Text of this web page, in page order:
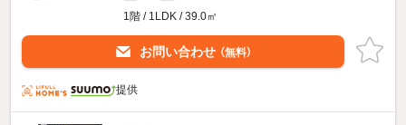
1階 / 1LDK / 39.0㎡
お問い合わせ （無料）
提供